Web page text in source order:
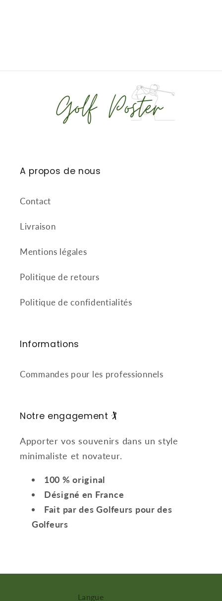
A propos de nous
Contact
Livraison
Mentions légales
Politique de retours
Politique de confidentialités
Informations
Commandes pour les professionnels
Notre engagement 🏌️
Apporter vos souvenirs dans un style
minimaliste et novateur.
100 % original
Désigné en France
Fait par des Golfeurs pour des
Golfeurs
Langue